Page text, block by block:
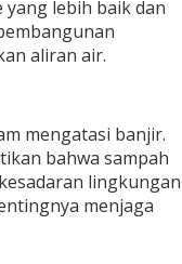
lebih baik dan
aliran air.
mengatasi banjir.
bahwa sampah
lingkungan
menjaga